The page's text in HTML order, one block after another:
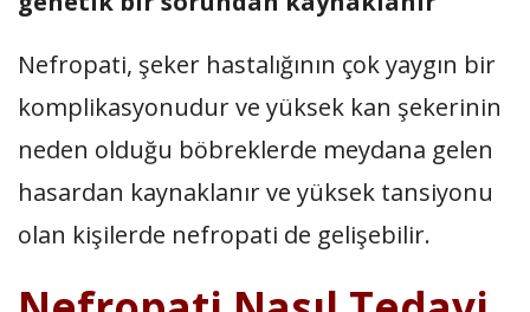
Nefropati, şeker hastalığının çok yaygın bir
komplikasyonudur ve yüksek kan şekerinin
neden olduğu böbreklerde meydana gelen
hasardan kaynaklanır ve yüksek tansiyonu
olan kişilerde nefropati de gelişebilir.